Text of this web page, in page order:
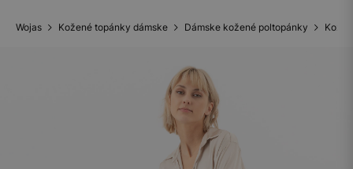
Wojas Kožené topánky dámske Dámske kožené poltopánky